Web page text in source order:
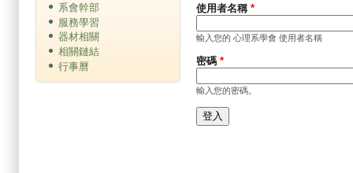
使用者名稱 *
輸入您的 心理系學會 使用者名稱
密碼 *
輸入您的密碼。
系會幹部
服務學習
器材相關
相關鏈結
行事曆